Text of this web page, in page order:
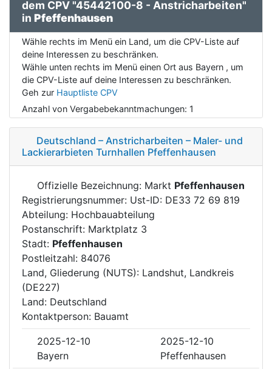
dem CPV "45442100-8 - Anstricharbeiten"
in Pfeffenhausen
Wähle rechts im Menü ein Land, um die CPV-Liste auf
deine Interessen zu beschränken.
Wähle unten rechts im Menü einen Ort aus Bayern , um
die CPV-Liste auf deine Interessen zu beschränken.
Geh zur Hauptliste CPV
Anzahl von Vergabebekanntmachungen: 1
Deutschland – Anstricharbeiten – Maler- und
Lackierarbieten Turnhallen Pfeffenhausen
Offizielle Bezeichnung: Markt Pfeffenhausen
Registrierungsnummer: Ust-ID: DE33 72 69 819
Abteilung: Hochbauabteilung
Postanschrift: Marktplatz 3
Stadt: Pfeffenhausen
Postleitzahl: 84076
Land, Gliederung (NUTS): Landshut, Landkreis
(DE227)
Land: Deutschland
Kontaktperson: Bauamt
2025-12-10
2025-12-10
Bayern
Pfeffenhausen